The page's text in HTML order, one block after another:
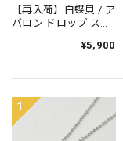
【再入荷】白蝶貝 / ア
バロン ドロップ スタ
アス プチピアス¥5,900
1